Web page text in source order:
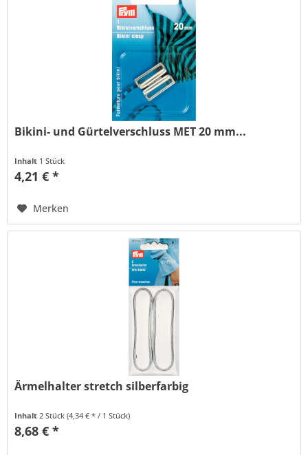
Bikini- und Gürtelverschluss MET 20 mm...
Inhalt 1 Stück
4,21 € *
Merken
Ärmelhalter stretch silberfarbig
Inhalt 2 Stück(4,34 € * / 1 Stück)
8,68 € *